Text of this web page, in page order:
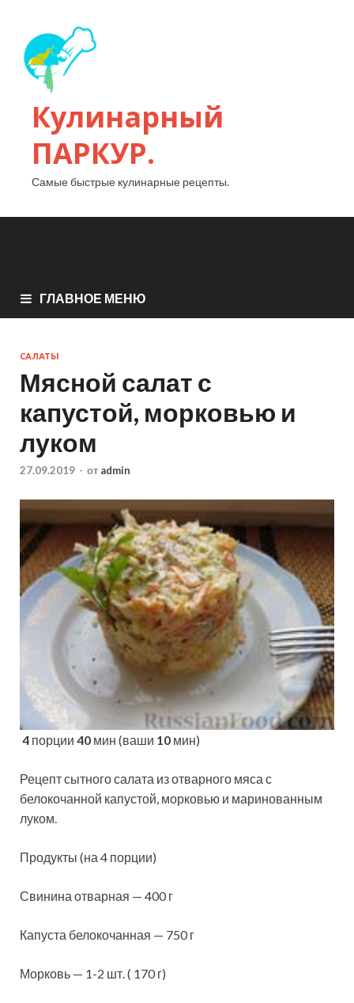
Кулинарный
ПАРКУР.
Самые быстрые кулинарные рецепты.
ГЛАВНОЕ МЕНЮ
САЛАТЫ
Мясной салат с
капустой, морковью и
луком
27.09.2019 - от admin
4 порции 40 мин (ваши 10 мин)
Рецепт сытного салата из отварного мяса с
белокочанной капустой, морковью и маринованным
луком.
Продукты (на 4 порции)
Свинина отварная — 400 г
Капуста белокочанная — 750 г
Морковь — 1-2 шт. ( 170 г)